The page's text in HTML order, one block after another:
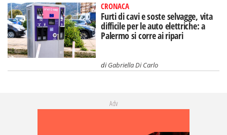
CRONACA
Furti di cavi e soste selvagge, vita
difficile per le auto elettriche: a
Palermo si corre ai ripari
diGabriella Di Carlo
Adv